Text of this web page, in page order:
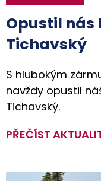
Opustil nás
Tichavský
S hlubokým
navždy opustil
Tichavský.
PŘEČÍST